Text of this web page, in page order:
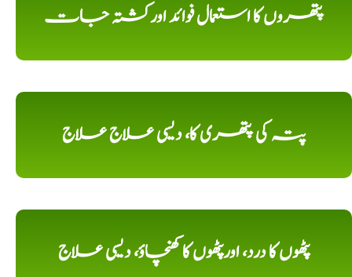
پتھروں کا استعمال فوائد اورکشتہ جات
پتہ کی پتھری کا، دیسی علاج علاج
پٹھوں کا درد، اورپٹھوں کا کھنچاؤ، دیسی علاج